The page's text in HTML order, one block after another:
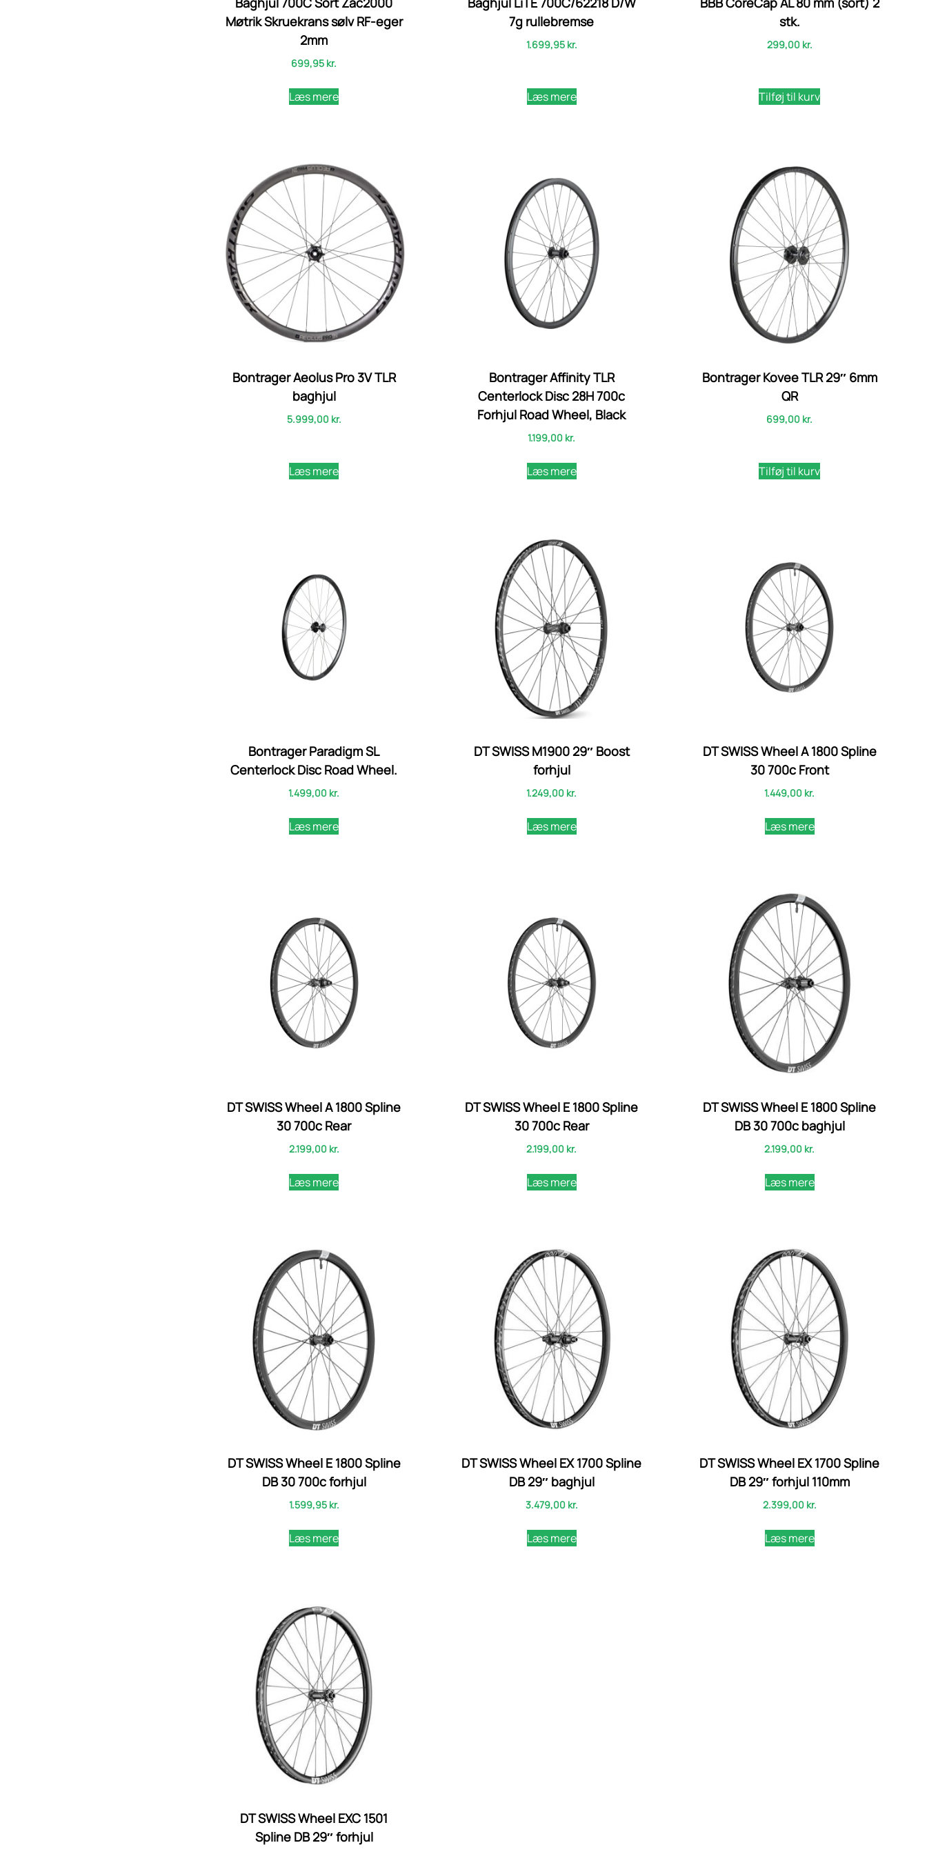
Møtrik Skruekrans sølv RF-eger
2mm
699,95 kr.
Læs mere
7g rullebremse
1.699,95 kr.
Læs mere
stk.
299,00 kr.
Tilføj til kurv
Bontrager Aeolus Pro 3V TLR
baghjul
5.999,00 kr.
Læs mere
Bontrager Affinity TLR
Centerlock Disc 28H 700c
Forhjul Road Wheel, Black
1.199,00 kr.
Læs mere
Bontrager Kovee TLR 29″ 6mm
QR
699,00 kr.
Tilføj til kurv
Bontrager Paradigm SL
Centerlock Disc Road Wheel.
1.499,00 kr.
Læs mere
DT SWISS M1900 29″ Boost
forhjul
1.249,00 kr.
Læs mere
DT SWISS Wheel A 1800 Spline
30 700c Front
1.449,00 kr.
Læs mere
DT SWISS Wheel A 1800 Spline
30 700c Rear
2.199,00 kr.
Læs mere
DT SWISS Wheel E 1800 Spline
30 700c Rear
2.199,00 kr.
Læs mere
DT SWISS Wheel E 1800 Spline
DB 30 700c baghjul
2.199,00 kr.
Læs mere
DT SWISS Wheel E 1800 Spline
DB 30 700c forhjul
1.599,95 kr.
Læs mere
DT SWISS Wheel EX 1700 Spline
DB 29″ baghjul
3.479,00 kr.
Læs mere
DT SWISS Wheel EX 1700 Spline
DB 29″ forhjul 110mm
2.399,00 kr.
Læs mere
DT SWISS Wheel EXC 1501
Spline DB 29″ forhjul